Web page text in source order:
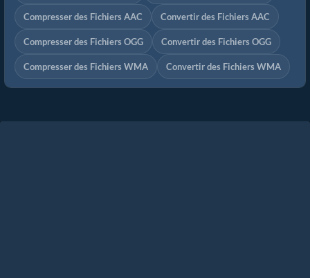
Compresser des Fichiers AAC Convertir des Fichiers AAC
Compresser des Fichiers OGG Convertir des Fichiers OGG
Compresser des Fichiers WMA Convertir des Fichiers WMA